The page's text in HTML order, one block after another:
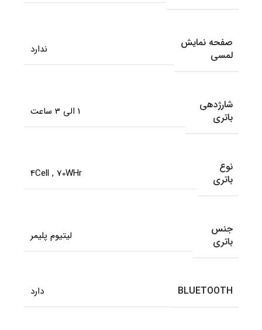
صفحه نمایش
لمسی
ندارد
شارژدهی
باتری
1 الی 3 ساعت
نوع
باتری
4Cell , 70WHr
جنس
باتری
لیتیوم پلیمر
BLUETOOTH دارد